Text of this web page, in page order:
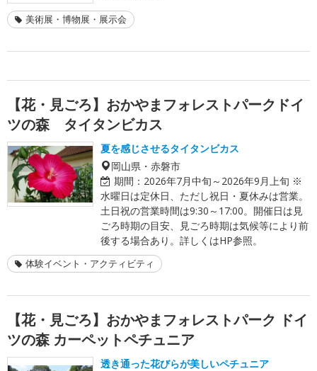
美術展・博物展・展示会
【花・見ごろ】おかやまフォレストパークドイ
ツの森 タイタンビカス
夏を感じさせるタイタンビカス
岡山県・赤磐市
期間： 2026年7月中旬～2026年9月上旬 ※
水曜日は定休日、ただし祝日・夏休みは営業。
土日祝の営業時間は9:30～17:00。開催日は見
ごろ時期の目安、見ごろ時期は気候等により前
後する場合あり。詳しくはHP参照。
体験イベント・アクティビティ
【花・見ごろ】おかやまフォレストパーク ドイ
ツの森 カーペットペチュニア
透き通った花びらが美しいペチュニア